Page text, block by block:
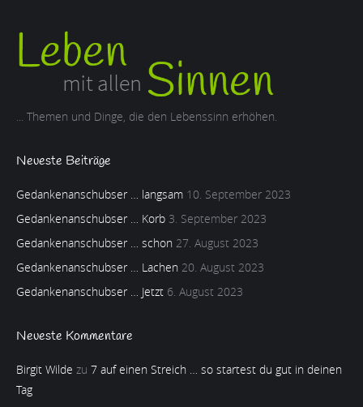
... Themen und Dinge, die den Lebenssinn erhöhen.
Neueste Beiträge
Gedankenanschubser … langsam 10. September 2023
Gedankenanschubser … Korb 3. September 2023
Gedankenanschubser … schon 27. August 2023
Gedankenanschubser … Lachen 20. August 2023
Gedankenanschubser … Jetzt 6. August 2023
Neueste Kommentare
Birgit Wilde zu 7 auf einen Streich … so startest du gut in deinen
Tag